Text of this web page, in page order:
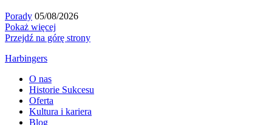
Porady 05/08/2026
Pokaż więcej
Przejdź na górę strony
Harbingers
O nas
Historie Sukcesu
Oferta
Kultura i kariera
Blog